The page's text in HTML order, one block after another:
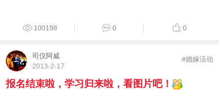
100198 0 0
司仪阿威
2013-2-17
#婚嫁活动
报名结束啦，学习归来啦，看图片吧！